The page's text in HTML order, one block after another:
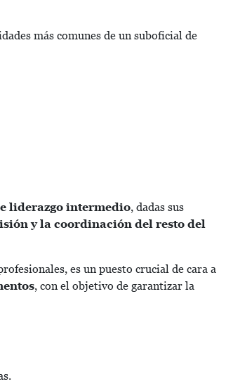
más comunes de un suboficial de
liderazgo intermedio, dadas sus
y la coordinación del resto del
es un puesto crucial de cara a
, con el objetivo de garantizar la